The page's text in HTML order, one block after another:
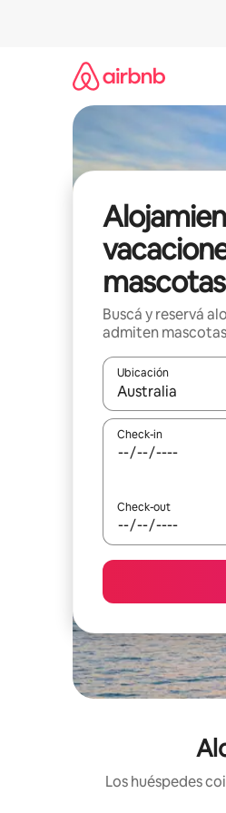
Buscá y reservá
admiten
Ubicación
Cuando los
Check-in
Check-out
Los huéspedes